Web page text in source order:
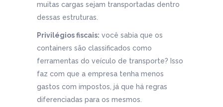
muitas cargas sejam transportadas dentro
dessas estruturas.
Privilégios fiscais: você sabia que os
containers são classificados como
ferramentas do veículo de transporte? Isso
faz com que a empresa tenha menos
gastos com impostos, já que há regras
diferenciadas para os mesmos.